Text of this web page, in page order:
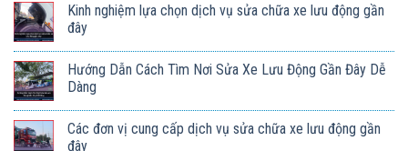
Kinh nghiệm lựa chọn dịch vụ sửa chữa xe lưu động gần
đây
Hướng Dẫn Cách Tìm Nơi Sửa Xe Lưu Động Gần Đây Dễ
Dàng
Các đơn vị cung cấp dịch vụ sửa chữa xe lưu động gần
đây